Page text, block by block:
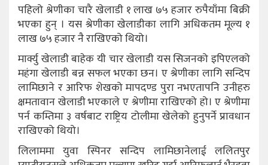
पहिलो श्रेणीका चारै खेलाडी १ लाख ७५ हजार रुपैयाँमा बिक्री
भएका हुन् । यस श्रेणीका खेलाडीका लागि अधिकतम मूल्य १
लाख ७५ हजार नै राखिएको थियो।
मार्क्यु खेलाडी बाहेक यी चार खेलाडी यस सिजनको इपिएलको
महंगा खेलाडी बन्न सफल भएका छन। ए श्रेणीका लागि सन्दिप
लामिछाने र आरिफ शेखको मापदण्ड पुरा नभएतापनि उनीहरु
क्षमतावान खेलाडी भएकाले ए श्रेणीमा राखिएको हो। ए श्रेणीमा
पर्न कम्तिमा ३ वर्षबाट राष्ट्रिय टोलीमा खेलेको हुनुपर्ने प्रावधान
राखिएको थियो।
लिलाममा युवा स्पिनर सन्दिप लामिछानेलाई ललितपुर